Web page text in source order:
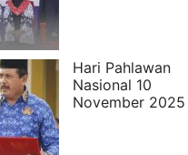
Hari Pahlawan
Nasional 10
November 2025